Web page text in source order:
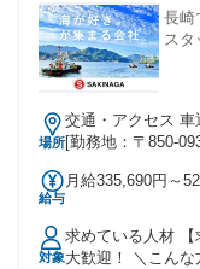
長崎
スタ
場所
交通・アクセス 車
[勤務地：〒850-
給与
月給335,690円～
で支払われる通勤
支払われるその他
対象
求めている人材
大歓迎！ ＼こんな方にピッタリ！／ ✅海や釣りが大好きな方